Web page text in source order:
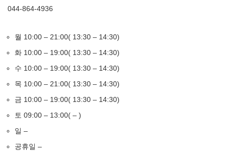
044-864-4936
월 10:00 – 21:00( 13:30 – 14:30)
화 10:00 – 19:00( 13:30 – 14:30)
수 10:00 – 19:00( 13:30 – 14:30)
목 10:00 – 21:00( 13:30 – 14:30)
금 10:00 – 19:00( 13:30 – 14:30)
토 09:00 – 13:00( – )
일 –
공휴일 –